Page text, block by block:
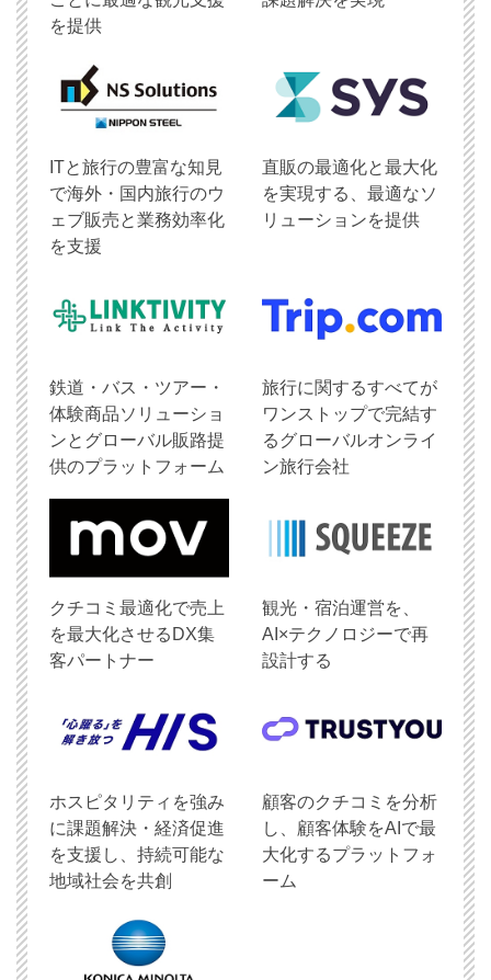
を提供
ITと旅行の豊富な知見
で海外・国内旅行のウ
ェブ販売と業務効率化
を支援
直販の最適化と最大化
を実現する、最適なソ
リューションを提供
鉄道・バス・ツアー・
体験商品ソリューショ
ンとグローバル販路提
供のプラットフォーム
旅行に関するすべてが
ワンストップで完結す
るグローバルオンライ
ン旅行会社
クチコミ最適化で売上
を最大化させるDX集
客パートナー
観光・宿泊運営を、
AI×テクノロジーで再
設計する
ホスピタリティを強み
に課題解決・経済促進
を支援し、持続可能な
地域社会を共創
顧客のクチコミを分析
し、顧客体験をAIで最
大化するプラットフォ
ーム